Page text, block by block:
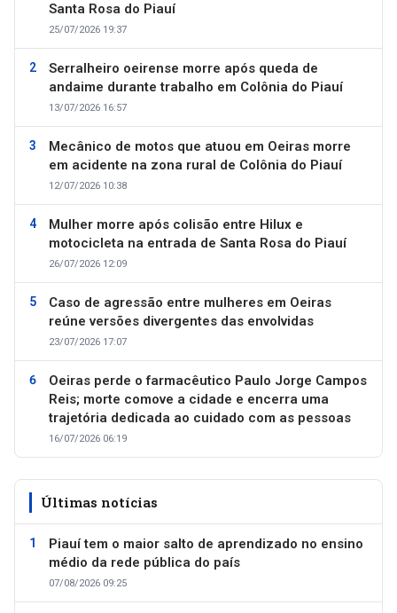
Santa Rosa do Piauí
25/07/2026 19:37
Serralheiro oeirense morre após queda de
andaime durante trabalho em Colônia do Piauí
13/07/2026 16:57
Mecânico de motos que atuou em Oeiras morre
em acidente na zona rural de Colônia do Piauí
12/07/2026 10:38
Mulher morre após colisão entre Hilux e
motocicleta na entrada de Santa Rosa do Piauí
26/07/2026 12:09
Caso de agressão entre mulheres em Oeiras
reúne versões divergentes das envolvidas
23/07/2026 17:07
Oeiras perde o farmacêutico Paulo Jorge Campos
Reis; morte comove a cidade e encerra uma
trajetória dedicada ao cuidado com as pessoas
16/07/2026 06:19
Últimas notícias
Piauí tem o maior salto de aprendizado no ensino
médio da rede pública do país
07/08/2026 09:25